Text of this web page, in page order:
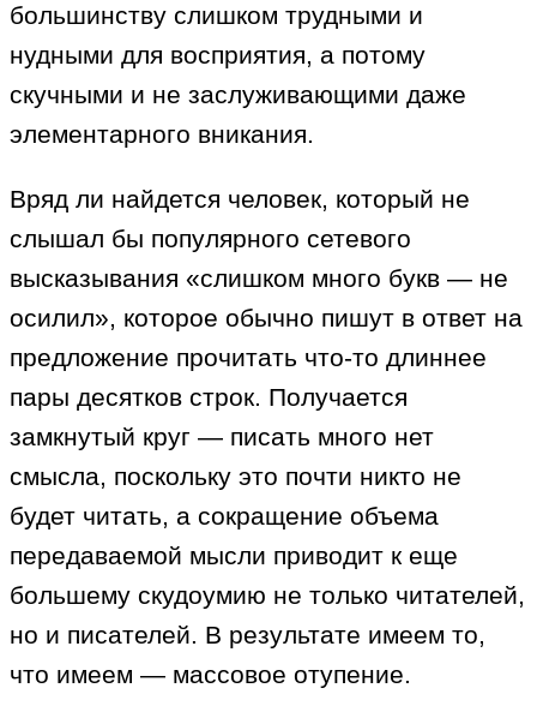
большинству слишком трудными и
нудными для восприятия, а потому
скучными и не заслуживающими даже
элементарного вникания.
Вряд ли найдется человек, который не
слышал бы популярного сетевого
высказывания «слишком много букв — не
осилил», которое обычно пишут в ответ на
предложение прочитать что-то длиннее
пары десятков строк. Получается
замкнутый круг — писать много нет
смысла, поскольку это почти никто не
будет читать, а сокращение объема
передаваемой мысли приводит к еще
большему скудоумию не только читателей,
но и писателей. В результате имеем то,
что имеем — массовое отупение.